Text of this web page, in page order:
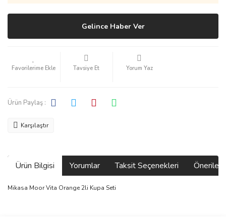
Gelince Haber Ver
Tavsiye Et Yorum Yaz
Ürün Paylaş :
Karşılaştır
Ürün Bilgisi Yorumlar Taksit Seçenekleri
Mikasa Moor Vita Orange 2li Kupa Seti